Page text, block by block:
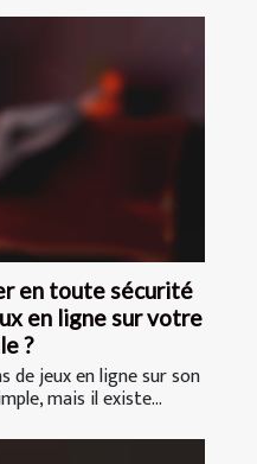
en toute sécurité
en ligne sur votre
?
de jeux en ligne sur son
mais il existe...